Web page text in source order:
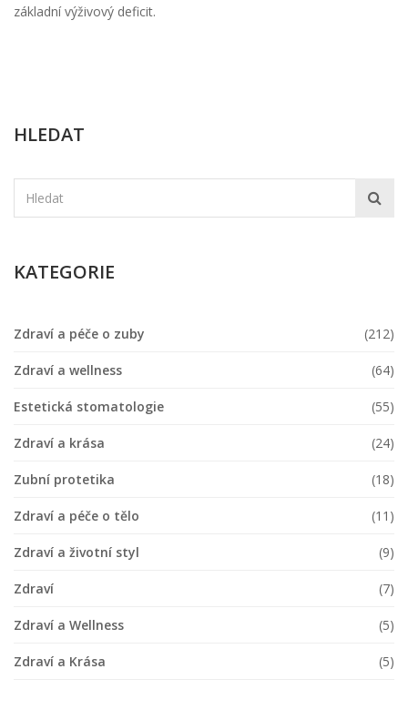
základní výživový deficit.
HLEDAT
KATEGORIE
Zdraví a péče o zuby (212)
Zdraví a wellness (64)
Estetická stomatologie (55)
Zdraví a krása (24)
Zubní protetika (18)
Zdraví a péče o tělo (11)
Zdraví a životní styl (9)
Zdraví (7)
Zdraví a Wellness (5)
Zdraví a Krása (5)